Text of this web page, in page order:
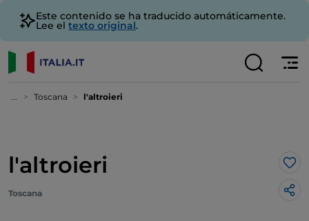
Este contenido se ha traducido automáticamente.
Lee el texto original.
... Toscana l'altroieri
l'altroieri Me
Toscana